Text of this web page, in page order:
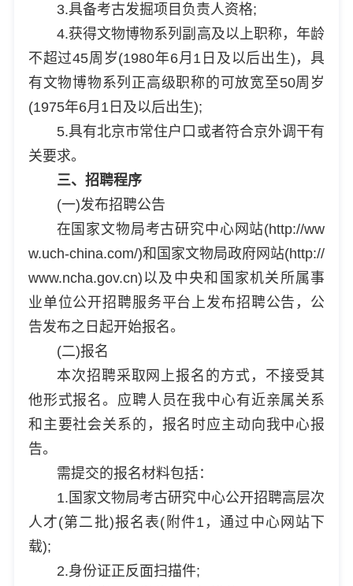
3.具备考古发掘项目负责人资格;
4.获得文物博物系列副高及以上职称，年龄
不超过45周岁(1980年6月1日及以后出生)，具
有文物博物系列正高级职称的可放宽至50周岁
(1975年6月1日及以后出生);
5.具有北京市常住户口或者符合京外调干有
关要求。
三、招聘程序
(一)发布招聘公告
在国家文物局考古研究中心网站(http://ww
w.uch-china.com/)和国家文物局政府网站(http://
www.ncha.gov.cn)以及中央和国家机关所属事
业单位公开招聘服务平台上发布招聘公告，公
告发布之日起开始报名。
(二)报名
本次招聘采取网上报名的方式，不接受其
他形式报名。应聘人员在我中心有近亲属关系
和主要社会关系的，报名时应主动向我中心报
告。
需提交的报名材料包括：
1.国家文物局考古研究中心公开招聘高层次
人才(第二批)报名表(附件1，通过中心网站下
载);
2.身份证正反面扫描件;